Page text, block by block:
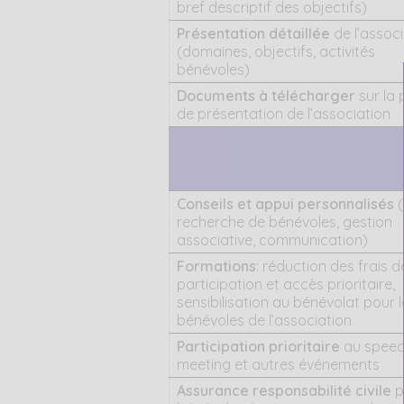
bref descriptif des objectifs)
Présentation détaillée de
(domaines, objectifs, activités
bénévoles)
Documents à télécharger sur la
de présentation de l’association
Conseils et appui personnalisés
recherche de bénévoles, gestion
associative, communication)
Formations: réduction des frais de
participation et accès prioritaire,
sensibilisation au bénévolat pour
bénévoles de l’association
Participation prioritaire au speed
meeting et autres événements
Assurance responsabilité civile